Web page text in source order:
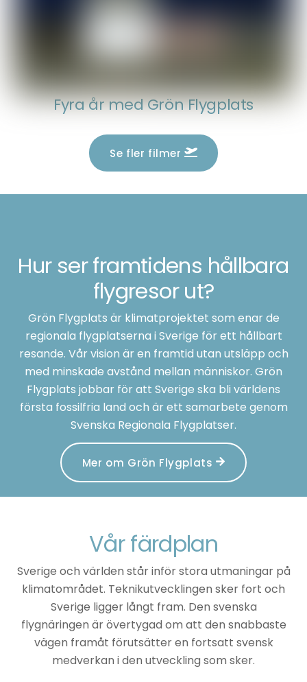
Fyra år med Grön Flygplats
Se fler filmer
Hur ser framtidens hållbara
flygresor ut?
Grön Flygplats är klimatprojektet som enar de
regionala flygplatserna i Sverige för ett hållbart
resande. Vår vision är en framtid utan utsläpp och
med minskade avstånd mellan människor. Grön
Flygplats jobbar för att Sverige ska bli världens
första fossilfria land och är ett samarbete genom
Svenska Regionala Flygplatser.
Mer om Grön Flygplats
Vår färdplan
Sverige och världen står inför stora utmaningar på
klimatområdet. Teknikutvecklingen sker fort och
Sverige ligger långt fram. Den svenska
flygnäringen är övertygad om att den snabbaste
vägen framåt förutsätter en fortsatt svensk
medverkan i den utveckling som sker.